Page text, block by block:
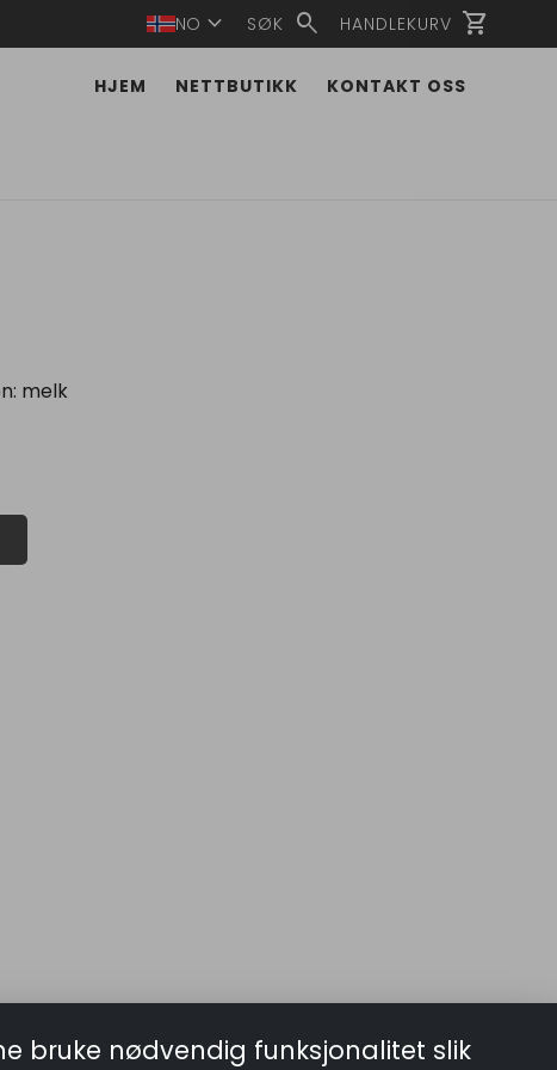
HJEM NETTBUTIKK KONTAKT OSS
NO expand_more SØK search HANDLEKURV shopping_cart
melk
bruke nødvendig funksjonalitet slik